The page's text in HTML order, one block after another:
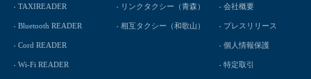
TAXIREADER
Bluetooth READER
Cord READER
Wi-Fi READER
リンクタクシー（青森）
相互タクシー（和歌山）
会社概要
プレスリリース
個人情報保護
特定取引